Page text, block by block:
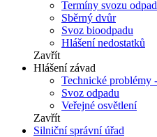
Termíny svozu
Sběrný dvůr
Svoz bioodpadu
Hlášení nedostatků
Zavřít
Hlášení závad
Technické problémy
Svoz odpadu
Veřejné osvětlení
Zavřít
Silniční správní úřad